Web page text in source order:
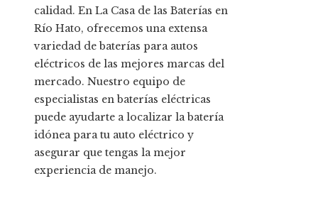
calidad. En La Casa de las Baterías en
Río Hato, ofrecemos una extensa
variedad de baterías para autos
eléctricos de las mejores marcas del
mercado. Nuestro equipo de
especialistas en baterías eléctricas
puede ayudarte a localizar la batería
idónea para tu auto eléctrico y
asegurar que tengas la mejor
experiencia de manejo.